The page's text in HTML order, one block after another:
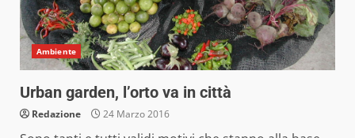
Ambiente
Urban garden, l’orto va in città
Redazione 24 Marzo 2016